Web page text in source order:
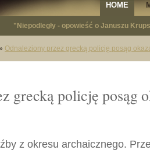
HOME
"Niepodległy - opowieść o Januszu
Odnaleziony przez grecką policję posąg
grecką policję posąg
z okresu archaicznego.